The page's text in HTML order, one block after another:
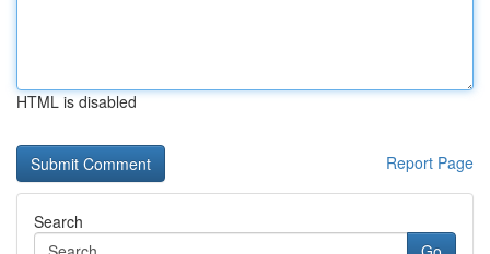
HTML is disabled
Report Page
Search